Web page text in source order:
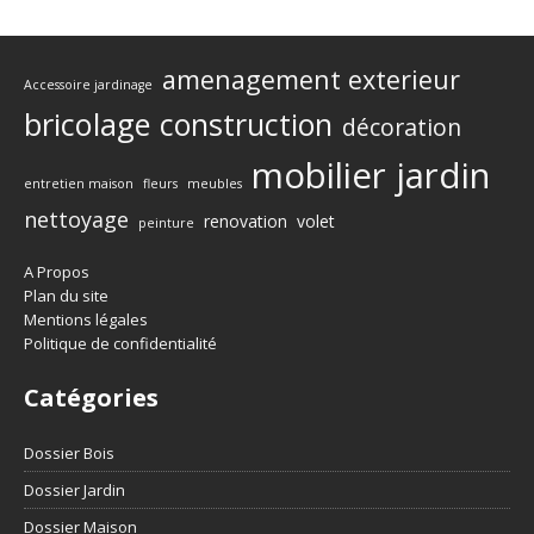
Accessoire jardinage amenagement exterieur
bricolage construction décoration
entretien maison fleurs meubles mobilier jardin
nettoyage peinture renovation volet
A Propos
Plan du site
Mentions légales
Politique de confidentialité
Catégories
Dossier Bois
Dossier Jardin
Dossier Maison